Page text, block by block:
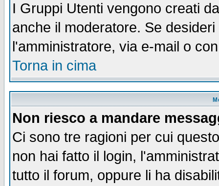
I Gruppi Utenti vengono creati
anche il moderatore. Se
l'amministratore, via e-mail o
Torna in cima
Non riesco a mandare
Ci sono tre ragioni per cui
non hai fatto il login,
tutto il forum, oppure li ha